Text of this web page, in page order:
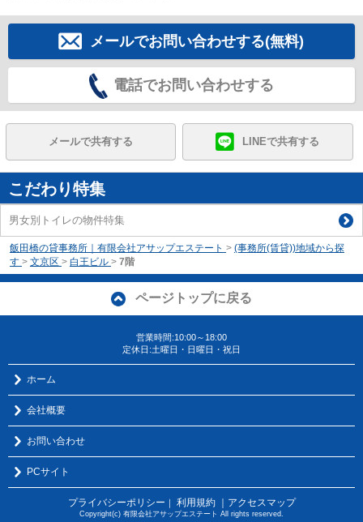
メールでお問い合わせする(無料)
電話でお問い合わせする
メールで共有する LINEで共有する
こだわり特集
男女別トイレの物件特集
飯田橋の貸事務所｜有限会社アサップエステート > (事務所(賃貸))地域から探
す > 文京区 > 白王ビル > 7階
ページトップに戻る
営業時間:10:00～18:00
定休日:土曜日・日曜日・祝日
ホーム
会社概要
お問い合わせ
PCサイト
プライバシーポリシー ｜ 利用規約 ｜アクセスマップ
Copyright(c) 有限会社アサップエステート All rights reserved.